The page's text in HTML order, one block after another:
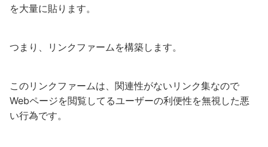
を大量に貼ります。
つまり、リンクファームを構築します。
このリンクファームは、関連性がないリンク集なので
Webページを閲覧してるユーザーの利便性を無視した悪
い行為です。